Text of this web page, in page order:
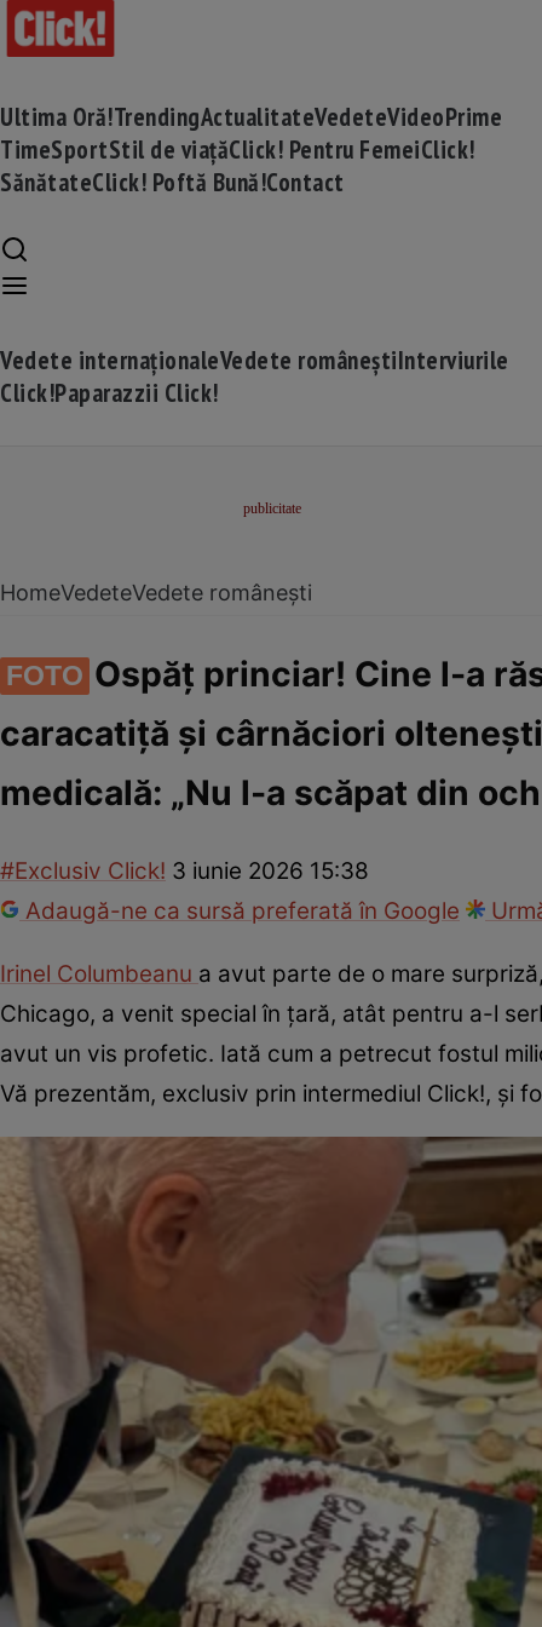
Ultima Oră!TrendingActualitateVedeteVideoPrime
TimeSportStil de viațăClick! Pentru FemeiClick!
SănătateClick! Poftă Bună!Contact
Vedete internaționaleVedete româneștiInterviurile
Click!Paparazzii Click!
HomeVedeteVedete românești
FOTO Ospăț princiar! Cine l-a
caracatiță și cârnăciori
medicală: „Nu l-a scăpat din
#Exclusiv Click! 3 iunie 2026 15:38
Adaugă-ne ca sursă preferată în Google
Irinel Columbeanu a avut parte de o mare
Chicago, a venit special în țară, atât pentru a-l
avut un vis profetic. Iată cum a petrecut fostul
Vă prezentăm, exclusiv prin intermediul Click!, și